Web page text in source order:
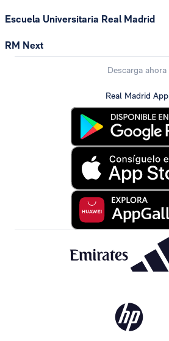
Escuela Universitaria Real Madrid
RM Next
Descarga ahora
Real Madrid App